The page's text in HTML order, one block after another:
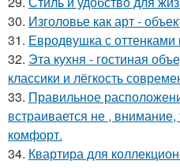
30. Изголовье как арт -
31. Евродвушка с оттенками
32. Эта кухня - гостиная
классики и лёгкость
33. Правильное
встраивается не , внимание,
комфорт.
34. Квартира для